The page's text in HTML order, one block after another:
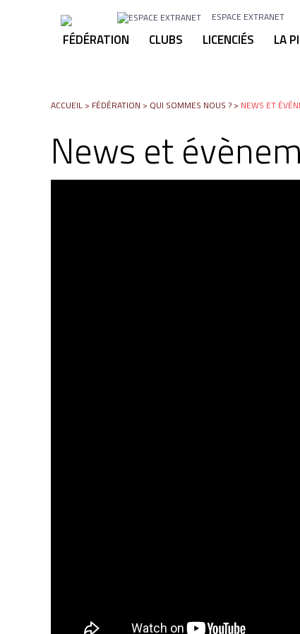
ESPACE EXTRANET
FÉDÉRATION CLUBS LICENCIÉS LA
ACCUEIL > FÉDÉRATION > QUI SOMMES NOUS ? > NEWS ET
News et